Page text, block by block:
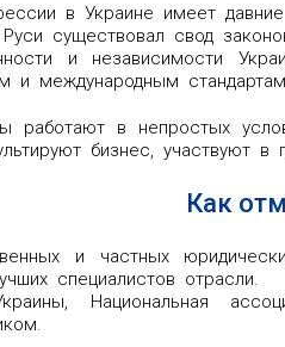
в Украине имеет давние
существовал свод
и независимости
и международным
работают в непростых
бизнес, участвуют
Как
и частных
специалистов отрасли.
Национальная